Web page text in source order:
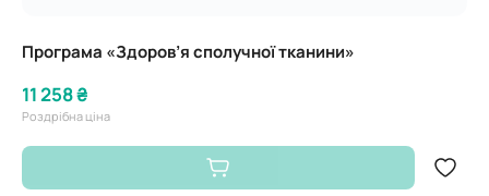
Програма «Здоров’я сполучної тканини»
11 258 ₴
Роздрібна ціна